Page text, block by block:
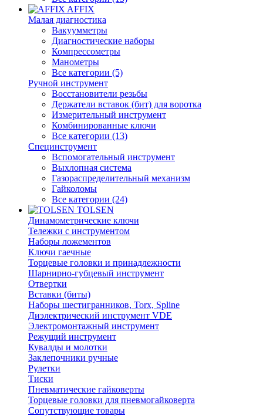
AFFIX
Малая диагностика
Вакуумметры
Диагностические наборы
Компрессометры
Манометры
Все категории (5)
Ручной инструмент
Восстановители резьбы
Держатели вставок (бит) для воротка
Измерительный инструмент
Комбинированные ключи
Все категории (13)
Специнструмент
Вспомогательный инструмент
Выхлопная система
Газораспределительный механизм
Гайколомы
Все категории (24)
TOLSEN
Динамометрические ключи
Тележки с инструментом
Наборы ложементов
Ключи гаечные
Торцевые головки и принадлежности
Шарнирно-губцевый инструмент
Отвертки
Вставки (биты)
Наборы шестигранников, Torx, Spline
Диэлектрический инструмент VDE
Электромонтажный инструмент
Режущий инструмент
Кувалды и молотки
Заклепочники ручные
Рулетки
Тиски
Пневматические гайковерты
Торцевые головки для пневмогайковерта
Сопутствующие товары